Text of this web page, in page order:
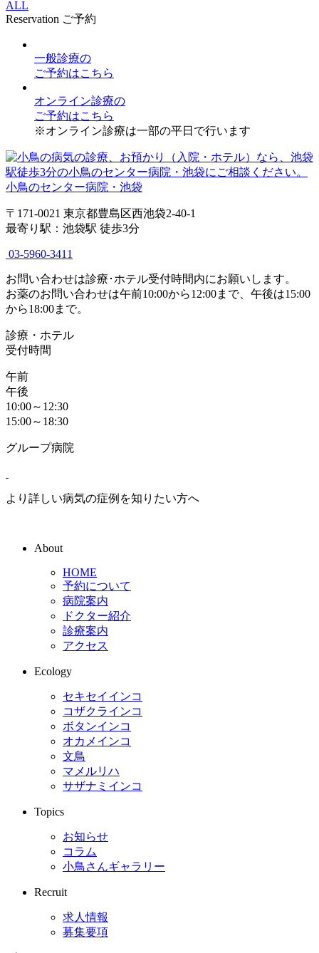
ALL
Reservation ご予約
一般診療の
ご予約はこちら
オンライン診療の
ご予約はこちら
※オンライン診療は一部の平日で行います
小鳥のセンター病院・池袋
〒171-0021 東京都豊島区西池袋2-40-1
最寄り駅：池袋駅 徒歩3分
03-5960-3411
お問い合わせは診療･ホテル受付時間内にお願いします。
お薬のお問い合わせは午前10:00から12:00まで、午後は15:00
から18:00まで。
診療・ホテル
受付時間
午前
午後
10:00～12:30
15:00～18:30
グループ病院
より詳しい病気の症例を知りたい方へ
About
HOME
予約について
病院案内
ドクター紹介
診療案内
アクセス
Ecology
セキセイインコ
コザクラインコ
ボタンインコ
オカメインコ
文鳥
マメルリハ
サザナミインコ
Topics
お知らせ
コラム
小鳥さんギャラリー
Recruit
求人情報
募集要項